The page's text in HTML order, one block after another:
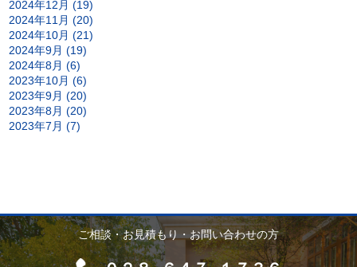
2024年12月 (19)
2024年11月 (20)
2024年10月 (21)
2024年9月 (19)
2024年8月 (6)
2023年10月 (6)
2023年9月 (20)
2023年8月 (20)
2023年7月 (7)
ご相談・お見積もり・お問い合わせの方